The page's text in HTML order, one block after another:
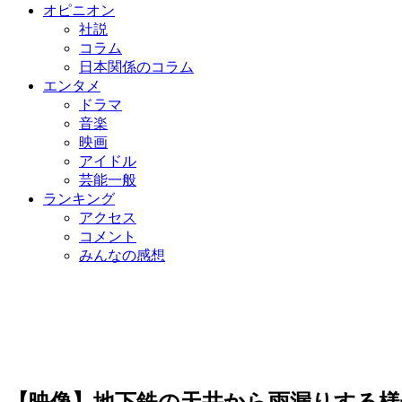
オピニオン
社説
コラム
日本関係のコラム
エンタメ
ドラマ
音楽
映画
アイドル
芸能一般
ランキング
アクセス
コメント
みんなの感想